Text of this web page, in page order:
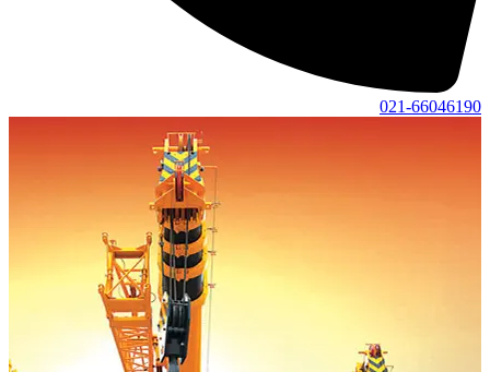
021-66046190